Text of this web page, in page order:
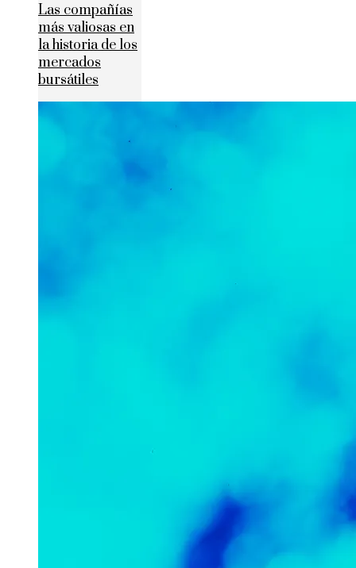
Las compañías
más valiosas en
la historia de los
mercados
bursátiles